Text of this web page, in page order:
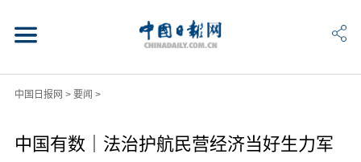
中国日报网 > 要闻 >
中国有数｜法治护航民营经济当好生力军